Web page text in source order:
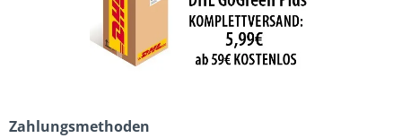
Zahlungsmethoden